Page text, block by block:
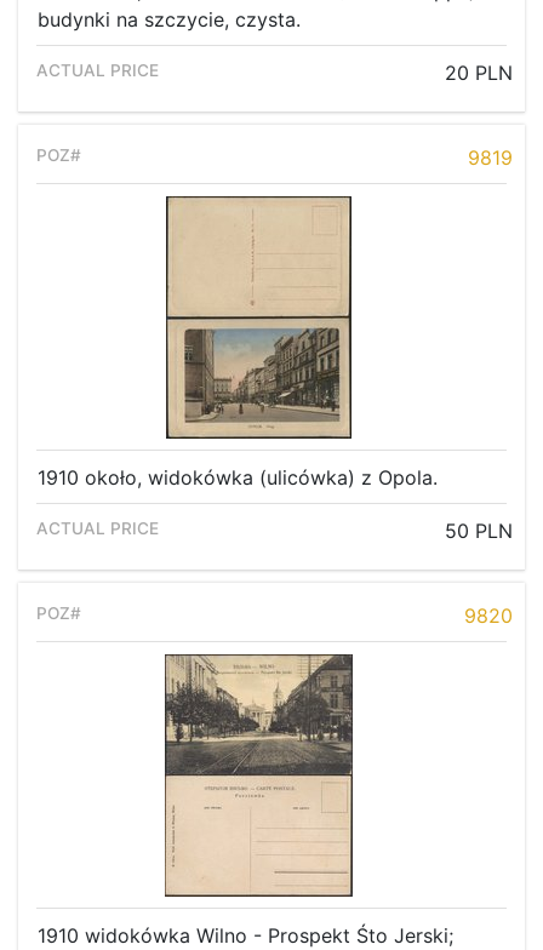
budynki na szczycie, czysta.
20 PLN
9819
1910 około, widokówka (ulicówka) z Opola.
50 PLN
9820
1910 widokówka Wilno - Prospekt Śto Jerski;